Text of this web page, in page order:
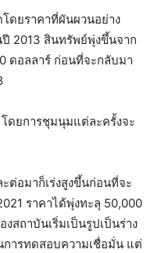
ดยราคาที่ผันผวนอย่าง
ปี 2013 สินทรัพย์พุ่งขึ้นจาก
ดอลลาร์ ก่อนที่จะกลับมา
โดยการชุมนุมแต่ละครั้งจะ
ต่อมาก็เร่งสูงขึ้นก่อนที่จะ
ราคาได้พุ่งทะลุ 50,000
สถาบันเริ่มเป็นรูปเป็นร่าง
การทดสอบความเชื่อมั่น แต่